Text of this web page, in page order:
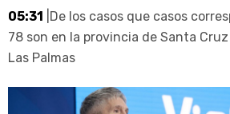
05:31 |De los casos que casos
78 son en la provincia de Santa
Las Palmas